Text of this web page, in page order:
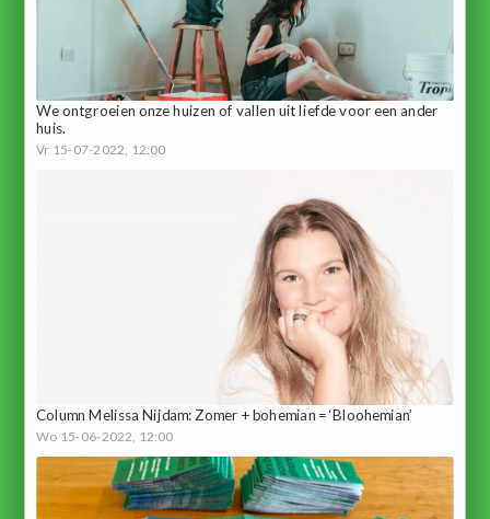
We ontgroeien onze huizen of vallen uit liefde voor een ander
huis.
Vr 15-07-2022, 12:00
Column Melissa Nijdam: Zomer + bohemian = ‘Bloohemian’
Wo 15-06-2022, 12:00